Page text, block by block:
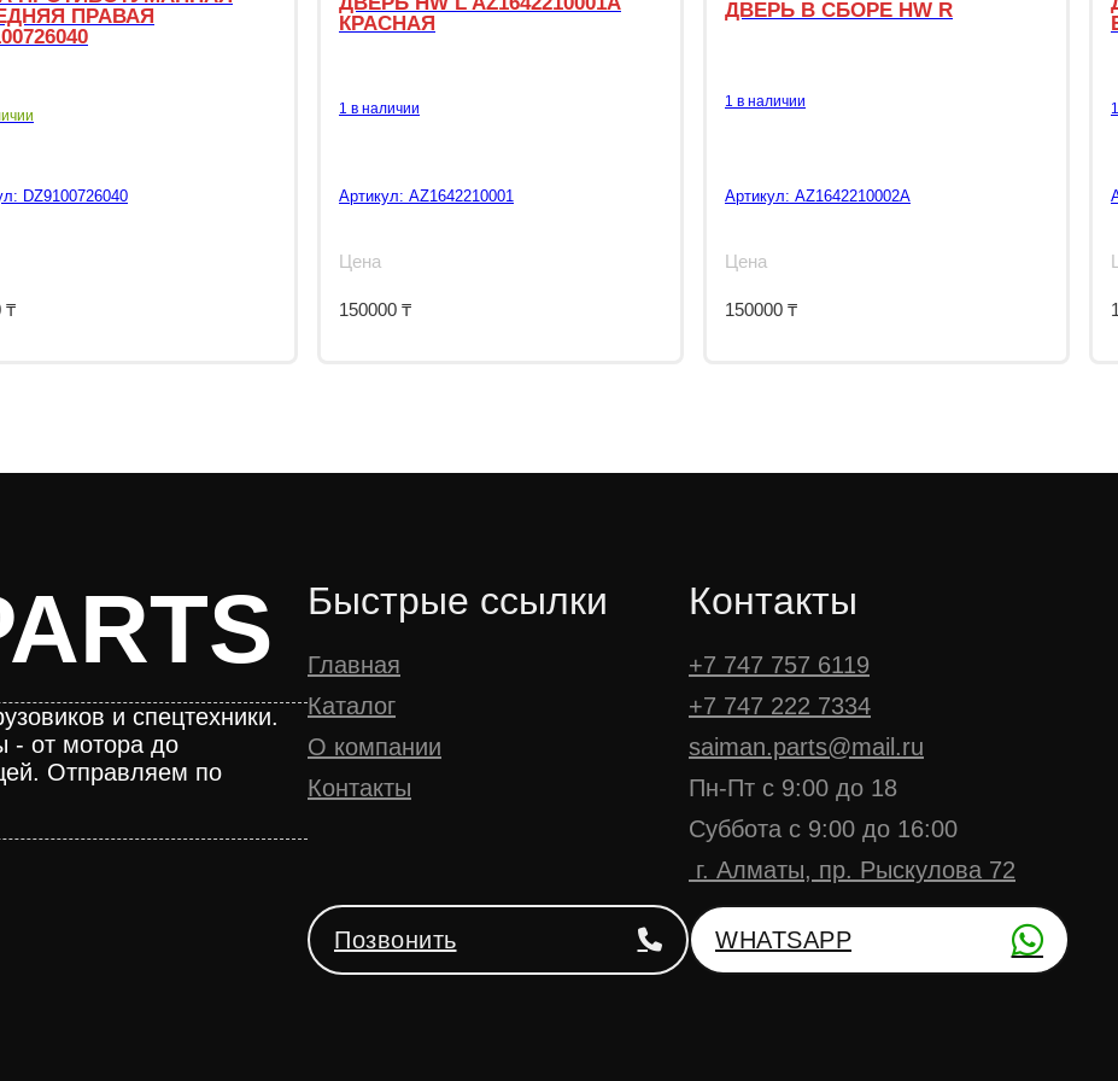
ПРАВАЯ
DZ9100726040
₸
КРАСНАЯ
1 в наличии
Артикул: AZ1642210001
Цена
150000 ₸
ДВЕРЬ В СБОРЕ HW R
1 в наличии
Артикул: AZ1642210002A
Цена
150000 ₸
и спецтехники.
- от мотора до
Отправляем по
Быстрые ссылки
Главная
Каталог
О компании
Контакты
Контакты
+7 747 757 6119
+7 747 222 7334
saiman.parts@mail.ru
Пн-Пт с 9:00 до 18
Суббота с 9:00 до 16:00
г. Алматы, пр. Рыскулова 72
Позвонить WHATSAPP